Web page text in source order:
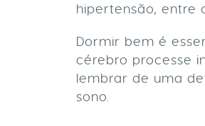
hipertensão, entre
Dormir bem é
cérebro processe
lembrar de uma
sono.